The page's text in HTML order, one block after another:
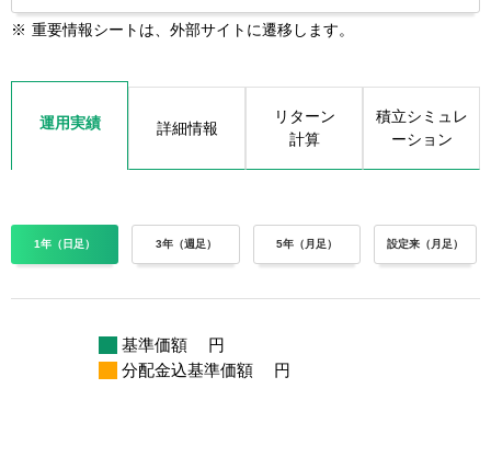
※ 重要情報シートは、外部サイトに遷移します。
運用実績 詳細情報
リターン
計算
積立シミュレ
ーション
1年（日足） 3年（週足） 5年（月足） 設定来（月足）
基準価額
円
分配金込基準価額
円